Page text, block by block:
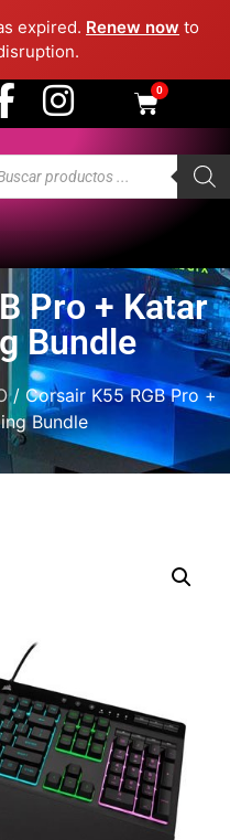
expired. Renew now to
0
Pro + Katar
Bundle
/ Corsair K55 RGB Pro +
Bundle